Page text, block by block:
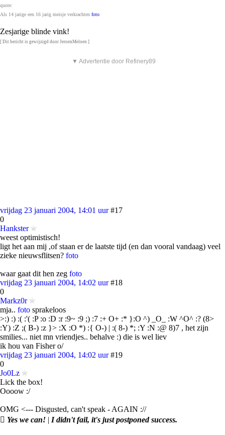
quote:
Als 14 jarige een 16 jarig meisje verkrachten foto
Zesjarige blinde vink!
[ Dit bericht is gewijzigd door JeroenMeloen ]
▼ Advertentie door Refinery89
vrijdag 23 januari 2004, 14:01 uur #17
0
Hankster
weest optimistisch!
ligt het aan mij ,of staan er de laatste tijd (en dan vooral vandaag) veel
zieke nieuwsflitsen? foto
waar gaat dit hen zeg foto
vrijdag 23 januari 2004, 14:02 uur #18
0
Markz0r
mja.. foto sprakeloos
>:) :) :( :'( :P :o :D :r :9~ :9 ;) :7 :+ O+ :* }:O ^) _O_ :W ^O^ :? (8>
:Y) :Z ;( B-) :z }> :X :O *) :{ O-) | :( 8-) *; :Y :N :@ 8)7 , het zijn
smilies... niet mn vriendjes.. behalve :) die is wel liev
ik hou van Fisher o/
vrijdag 23 januari 2004, 14:02 uur #19
0
Jo0Lz
Lick the box!
Oooow :/
OMG <--- Disgusted, can't speak - AGAIN ://
 Yes we can! | I didn't fail, it's just postponed success.